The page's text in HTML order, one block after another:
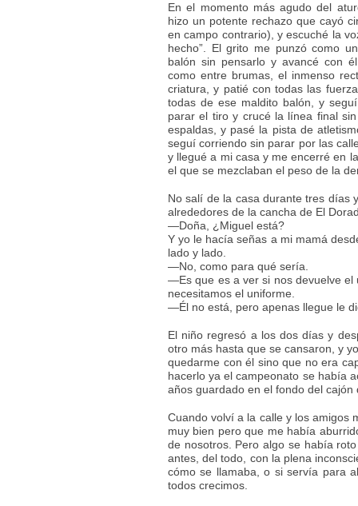
En el momento más agudo del
hizo un potente rechazo que cayó
en campo contrario), y escuché la
hecho”. El grito me punzó como
balón sin pensarlo y avancé con
como entre brumas, el inmenso
criatura, y patié con todas las
todas de ese maldito balón, y
parar el tiro y crucé la línea final
espaldas, y pasé la pista de
seguí corriendo sin parar por las
y llegué a mi casa y me encerré en
el que se mezclaban el peso de la
No salí de la casa durante tres días
alrededores de la cancha de El
—Doña, ¿Miguel está?
Y yo le hacía señas a mi mamá
lado y lado.
—No, como para qué sería.
—Es que es a ver si nos devuelve el
necesitamos el uniforme.
—Él no está, pero apenas llegue le
El niño regresó a los dos días y
otro más hasta que se cansaron, y
quedarme con él sino que no era
hacerlo ya el campeonato se había
años guardado en el fondo del cajón
Cuando volví a la calle y los amigos
muy bien pero que me había
de nosotros. Pero algo se había
antes, del todo, con la plena
cómo se llamaba, o si servía para
todos crecimos.